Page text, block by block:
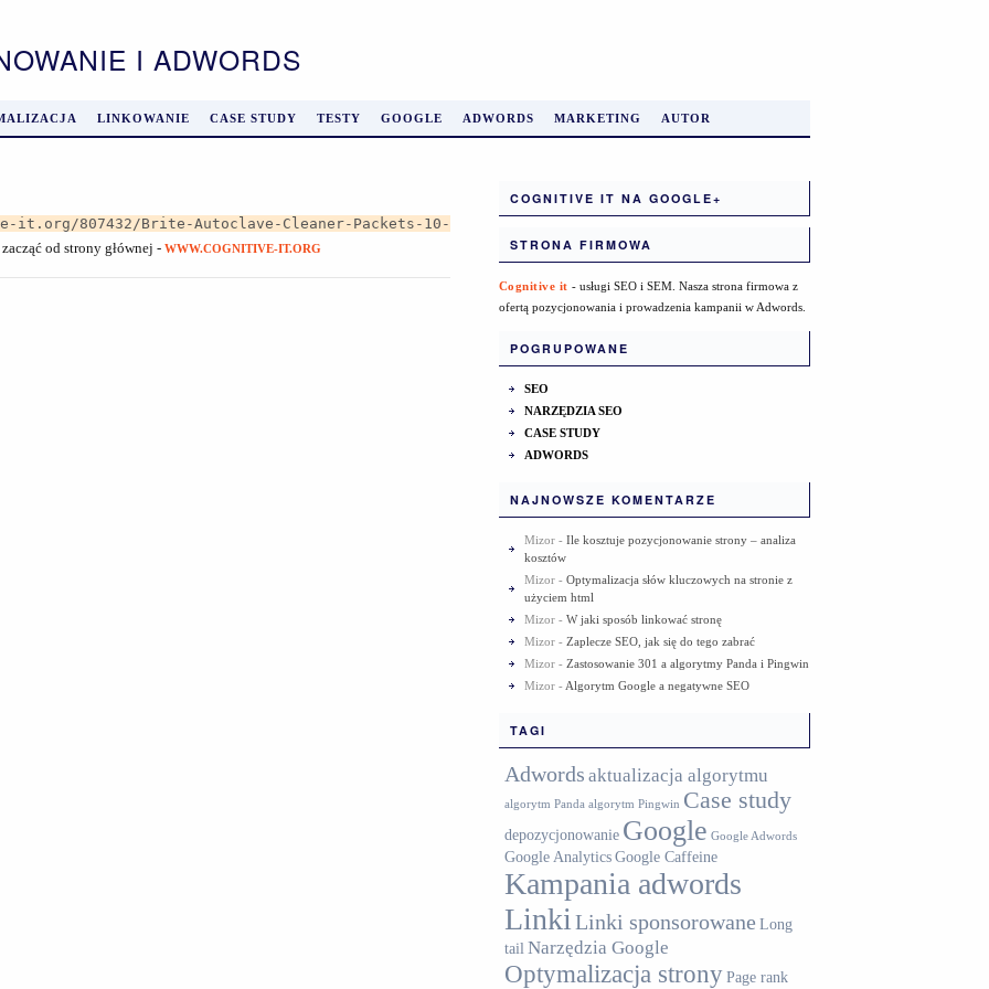
I ADWORDS
LINKOWANIE CASE STUDY TESTY GOOGLE ADWORDS MARKETING AUTOR
it.org/807432/Brite-Autoclave-Cleaner-Packets-10-
od strony głównej - WWW.COGNITIVE-IT.ORG
COGNITIVE IT NA GOOGLE+
STRONA FIRMOWA
Cognitive it - usługi SEO i SEM. Nasza strona firmowa z
ofertą pozycjonowania i prowadzenia kampanii w Adwords.
POGRUPOWANE
SEO
NARZĘDZIA SEO
CASE STUDY
ADWORDS
NAJNOWSZE KOMENTARZE
Mizor- Ile kosztuje pozycjonowanie strony – analiza
kosztów
Mizor- Optymalizacja słów kluczowych na stronie z
użyciem html
Mizor- W jaki sposób linkować stronę
Mizor- Zaplecze SEO, jak się do tego zabrać
Mizor- Zastosowanie 301 a algorytmy Panda i Pingwin
Mizor- Algorytm Google a negatywne SEO
TAGI
Adwords aktualizacja algorytmu
algorytm Panda algorytm Pingwin Case study
depozycjonowanie Google Google Adwords
Google AnalyticsGoogle Caffeine
Kampania adwords
Linki Linki sponsorowane Long
tail Narzędzia Google
Optymalizacja stronyPage rank